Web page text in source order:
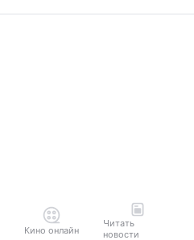
Кино онлайн
Читать
новости